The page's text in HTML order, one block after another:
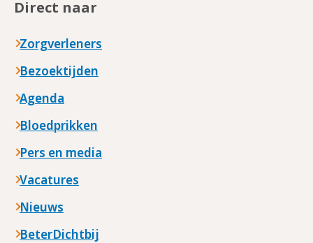
Direct naar
Zorgverleners
Bezoektijden
Agenda
Bloedprikken
Pers en media
Vacatures
Nieuws
BeterDichtbij